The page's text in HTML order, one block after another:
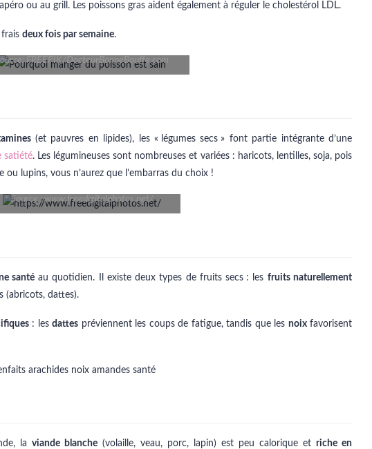
ou au grill. Les poissons gras aident également à réguler le cholestérol LDL.
deux fois par semaine.
FREEPIK/DocteurBonneBouffe.com
(et pauvres en lipides), les « légumes secs » font partie intégrante d’une
satiété. Les légumineuses sont nombreuses et variées : haricots, lentilles, soja, pois
ou lupins, vous n’aurez que l’embarras du choix !
Source : www.freedigitalphotos.net/
santéau quotidien. Il existe deux types de fruits secs : les fruits naturellement
(abricots, dattes).
: lesdattes préviennent les coups de fatigue, tandis que les noixfavorisent
la viande blanche (volaille, veau, porc, lapin) est peu calorique et riche en